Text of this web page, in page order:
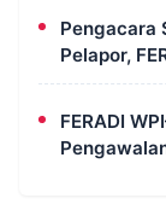
Pengacara
Pelapor,
Perkara
FERADI